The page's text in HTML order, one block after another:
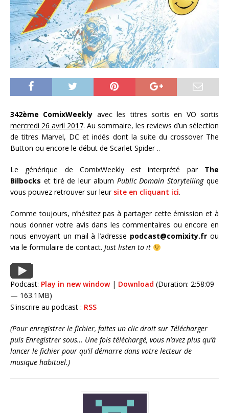
342ème ComixWeekly avec les titres sortis en VO sortis
mercredi 26 avril 2017. Au sommaire, les reviews d’un sélection
de titres Marvel, DC et indés dont la suite du crossover The
Button ou encore le début de Scarlet Spider ..
Le générique de ComixWeekly est interprété par The
Bilbocks et tiré de leur album Public Domain Storytellingque
vous pouvez retrouver sur leursite en cliquant ici.
Comme toujours, n’hésitez pas à partager cette émission et à
nous donner votre avis dans les commentaires ou encore en
nous envoyant un mail à l’adresse podcast@comixity.fr ou
via le formulaire de contact. Just listen to it
Podcast: Play in new window| Download (Duration: 2:58:09
— 163.1MB)
S'inscrire au podcast : RSS
(Pour enregistrer le fichier, faites un clic droit sur Télécharger
puis Enregistrer sous… Une fois téléchargé, vous n’avez plus qu’à
lancer le fichier pour qu’il démarre dans votre lecteur de
musique habituel.)